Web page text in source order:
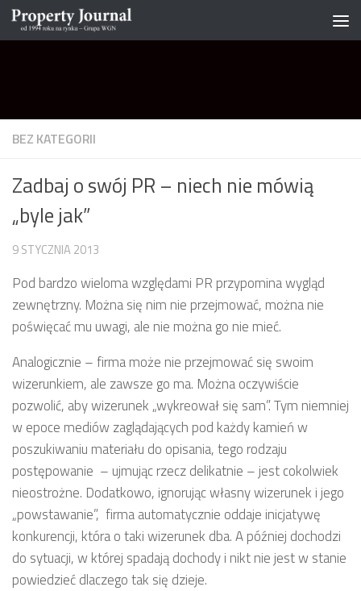
Skip to content
BEZ KATEGORII
Zadbaj o swój PR – niech nie mówią
„byle jak”
9 STYCZNIA 2013
Pod bardzo wieloma względami PR przypomina wygląd
zewnętrzny. Można się nim nie przejmować, można nie
poświęcać mu uwagi, ale nie można go nie mieć.
Analogicznie – firma może nie przejmować się swoim
wizerunkiem, ale zawsze go ma. Można oczywiście
pozwolić, aby wizerunek „wykreował się sam”. Tym niemniej
w epoce mediów zaglądających pod każdy kamień w
poszukiwaniu materiału do opisania, tego rodzaju
postępowanie – ujmując rzecz delikatnie – jest cokolwiek
nieostrożne. Dodatkowo, ignorując własny wizerunek i jego
„powstawanie”, firma automatycznie oddaje inicjatywę
konkurencji, która o taki wizerunek dba. A później dochodzi
do sytuacji, w której spadają dochody i nikt nie jest w stanie
powiedzieć dlaczego tak się dzieje.